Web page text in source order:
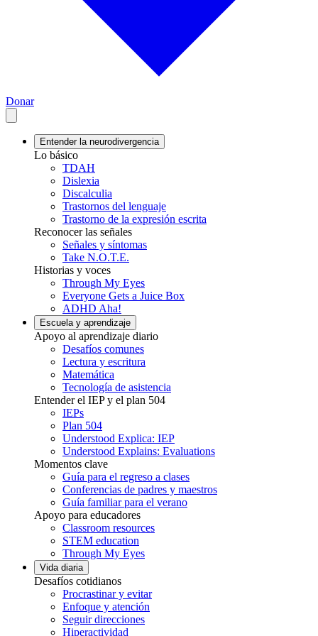
Donar
Entender la neurodivergencia
Lo básico
TDAH
Dislexia
Discalculia
Trastornos del lenguaje
Trastorno de la expresión escrita
Reconocer las señales
Señales y síntomas
Take N.O.T.E.
Historias y voces
Through My Eyes
Everyone Gets a Juice Box
ADHD Aha!
Escuela y aprendizaje
Apoyo al aprendizaje diario
Desafíos comunes
Lectura y escritura
Matemática
Tecnología de asistencia
Entender el IEP y el plan 504
IEPs
Plan 504
Understood Explica: IEP
Understood Explains: Evaluations
Momentos clave
Guía para el regreso a clases
Conferencias de padres y maestros
Guía familiar para el verano
Apoyo para educadores
Classroom resources
STEM education
Through My Eyes
Vida diaria
Desafíos cotidianos
Procrastinar y evitar
Enfoque y atención
Seguir direcciones
Hiperactividad